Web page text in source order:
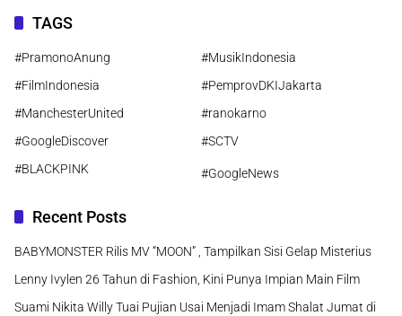
TAGS
#PramonoAnung
#MusikIndonesia
#FilmIndonesia
#PemprovDKIJakarta
#ManchesterUnited
#ranokarno
#GoogleDiscover
#SCTV
#BLACKPINK
#GoogleNews
Recent Posts
BABYMONSTER Rilis MV “MOON” , Tampilkan Sisi Gelap Misterius
Lenny Ivylen 26 Tahun di Fashion, Kini Punya Impian Main Film
Suami Nikita Willy Tuai Pujian Usai Menjadi Imam Shalat Jumat di